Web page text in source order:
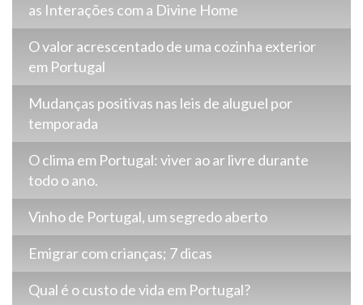
as Interações com a Divine Home
O valor acrescentado de uma cozinha exterior
em Portugal
Mudanças positivas nas leis de aluguel por
temporada
O clima em Portugal: viver ao ar livre durante
todo o ano.
Vinho de Portugal, um segredo aberto
Emigrar com crianças; 7 dicas
Qual é o custo de vida em Portugal?